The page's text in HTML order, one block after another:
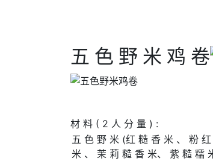
五 色 野 米 鸡 卷
材 料 ( 2 人 分 量 ) :
五 色 野 米 (红 糙 香 米 、 粉
米 、 茉 莉 糙 香 米、 紫 糙 糯